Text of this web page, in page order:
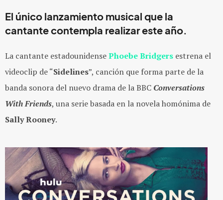
El único lanzamiento musical que la
cantante contempla realizar este año.
La cantante estadounidensePhoebe Bridgers estrena el
videoclip de “Sidelines”, canción que forma parte de la
banda sonora del nuevo drama de la BBC Conversations
With Friends, una serie basada en la novela homónima de
Sally Rooney.